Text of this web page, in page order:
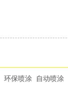
环保喷涂 自动喷涂